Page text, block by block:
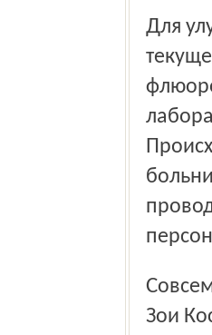
Для улучшения диагностической работы больницей в
Совсем недавно нам были переданы два здания по улице
Зои